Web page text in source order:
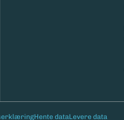
Hente dataLevere data